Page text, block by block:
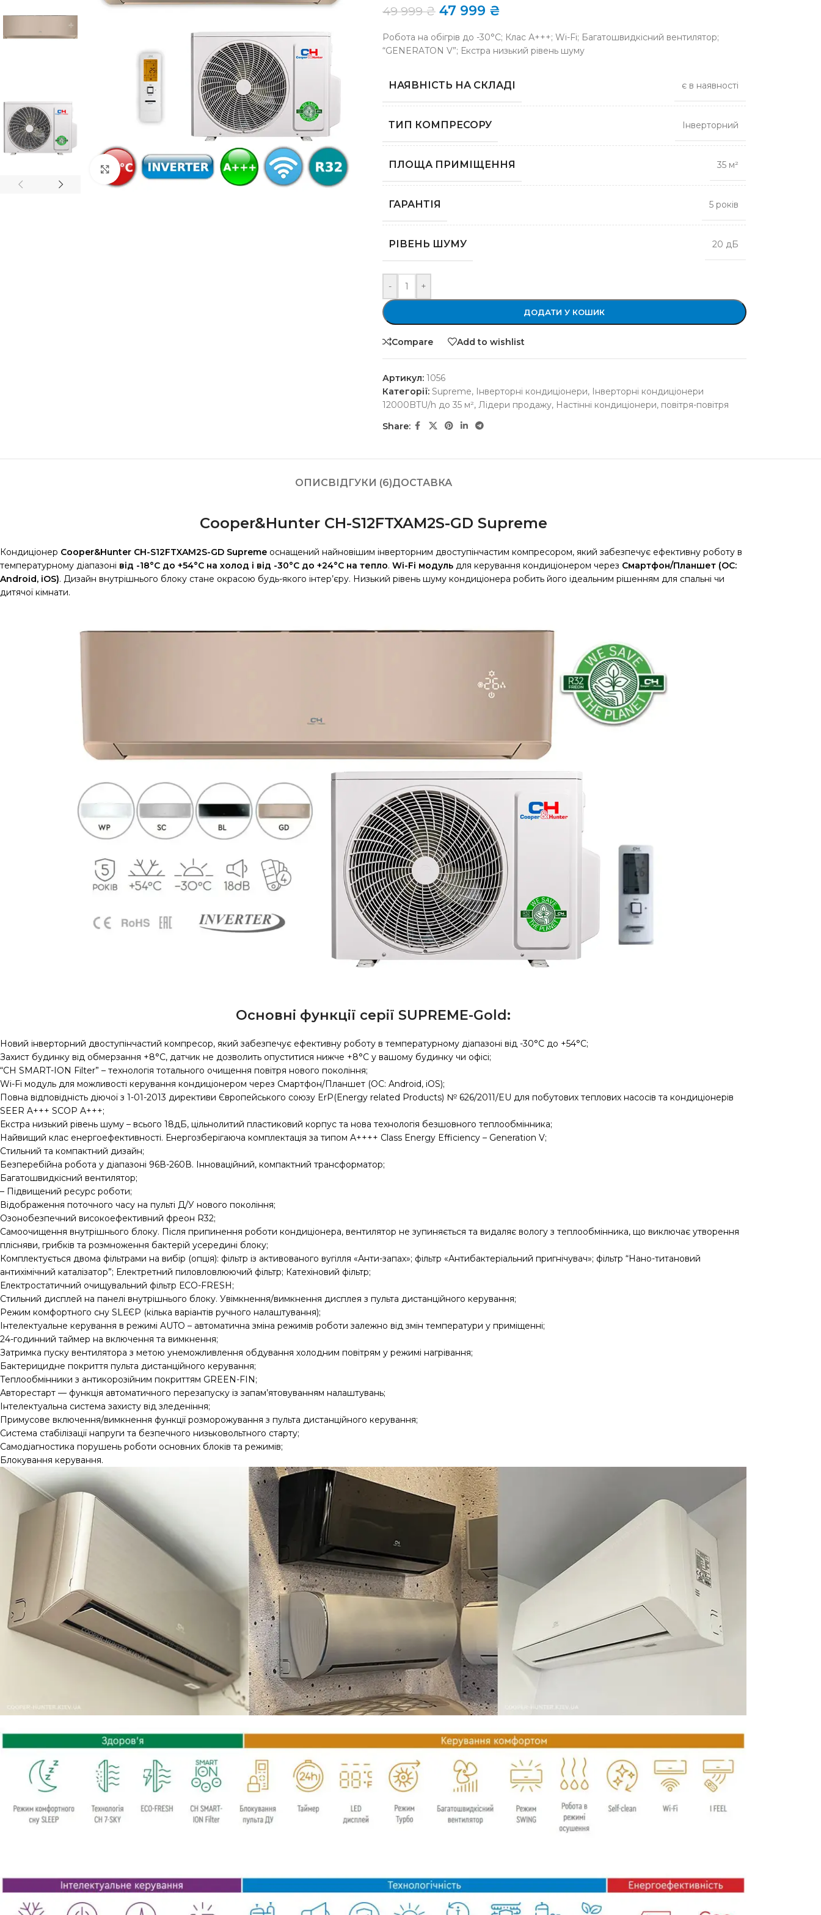
Click to enlarge
49 999₴ 47 999 ₴
Робота на обігрів до -30°C; Клас А+++; Wi-Fi; Багатошвидкісний вентилятор;
“GENERATON V”; Екстра низький рівень шуму
НАЯВНІСТЬ НА СКЛАДІ є в наявності
ТИП КОМПРЕСОРУ Інверторний
ПЛОЩА ПРИМІЩЕННЯ 35 м²
ГАРАНТІЯ 5 років
РІВЕНЬ ШУМУ 20 дБ
- +
ДОДАТИ У КОШИК
Compare Add to wishlist
Артикул: 1056
Категорії: Supreme, Інверторні кондиціонери, Інверторні кондиціонери
12000BTU/h до 35 м², Лідери продажу, Настінні кондиціонери, повітря-повітря
Share:
ОПИС ВІДГУКИ (6)ДОСТАВКА
Cooper&Hunter CH-S12FTXAM2S-GD Supreme
Кондиціонер Cooper&Hunter CH-S12FTXAM2S-GD Supreme оснащений найновішим інверторним двоступінчастим компресором, який забезпечує ефективну роботу в
температурному діапазоні від -18°C до +54°C на холод і від -30°C до +24°C на тепло. Wi-Fi модуль для керування кондиціонером через Смартфон/Планшет (ОС:
Android, iOS). Дизайн внутрішнього блоку стане окрасою будь-якого інтер’єру. Низький рівень шуму кондиціонера робить його ідеальним рішенням для спальні чи
дитячої кімнати.
Основні функції серії SUPREME-Gold:
Новий інверторний двоступінчастий компресор, який забезпечує ефективну роботу в температурному діапазоні від -30°С до +54°C;
Захист будинку від обмерзання +8°C, датчик не дозволить опуститися нижче +8°С у вашому будинку чи офісі;
“CH SMART-ION Filter” – технологія тотального очищення повітря нового покоління;
Wi-Fi модуль для можливості керування кондиціонером через Смартфон/Планшет (ОС: Android, iOS);
Повна відповідність діючої з 1-01-2013 директиви Європейського союзу ErP(Energy related Products) № 626/2011/EU для побутових теплових насосів та кондиціонерів
SEER A+++ SCOP A+++;
Екстра низький рівень шуму – всього 18дБ, цільнолитий пластиковий корпус та нова технологія безшовного теплообмінника;
Найвищий клас енергоефективності. Енергозберігаюча комплектація за типом A++++ Class Energy Efficiency – Generation V;
Стильний та компактний дизайн;
Безперебійна робота у діапазоні 96В-260В. Інноваційний, компактний трансформатор;
Багатошвидкісний вентилятор;
– Підвищений ресурс роботи;
Відображення поточного часу на пульті Д/У нового покоління;
Озонобезпечний високоефективний фреон R32;
Самоочищення внутрішнього блоку. Після припинення роботи кондиціонера, вентилятор не зупиняється та видаляє вологу з теплообмінника, що виключає утворення
плісняви, грибків та розмноження бактерій усередині блоку;
Комплектується двома фільтрами на вибір (опція): фільтр із активованого вугілля «Анти-запах»; фільтр «Антибактеріальний пригнічувач»; фільтр “Нано-титановий
антихімічний каталізатор”; Електретний пиловловлюючий фільтр; Катехіновий фільтр;
Електростатичний очищувальний фільтр ЕСО-FRESH;
Стильний дисплей на панелі внутрішнього блоку. Увімкнення/вимкнення дисплея з пульта дистанційного керування;
Режим комфортного сну SLЕЄР (кілька варіантів ручного налаштування);
Інтелектуальне керування в режимі AUTO – автоматична зміна режимів роботи залежно від змін температури у приміщенні;
24-годинний таймер на включення та вимкнення;
Затримка пуску вентилятора з метою унеможливлення обдування холодним повітрям у режимі нагрівання;
Бактерицидне покриття пульта дистанційного керування;
Теплообмінники з антикорозійним покриттям GREEN-FIN;
Авторестарт — функція автоматичного перезапуску із запам’ятовуванням налаштувань;
Інтелектуальна система захисту від зледеніння;
Примусове включення/вимкнення функції розморожування з пульта дистанційного керування;
Система стабілізації напруги та безпечного низьковольтного старту;
Самодіагностика порушень роботи основних блоків та режимів;
Блокування керування.